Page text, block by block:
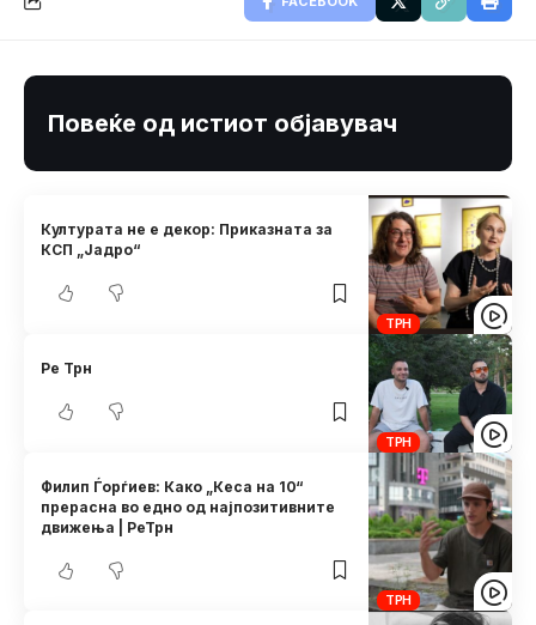
Повеќе од истиот објавувач
ТРН
Културата не е декор: Приказната за
КСП „Јадро“
ТРН
Ре Трн
ТРН
Филип Ѓорѓиев: Како „Кеса на 10“
прерасна во едно од најпозитивните
движења | РеТрн